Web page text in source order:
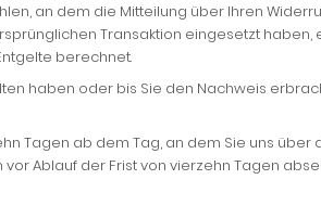
an dem die Mitteilung über Ihren
Transaktion eingesetzt
berechnet.
haben oder bis Sie den Nachweis
Tagen ab dem Tag, an dem Sie uns
Ablauf der Frist von vierzehn Tagen